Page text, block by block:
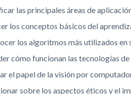
las principales áreas de
los conceptos básicos del
los algoritmos más utilizados en
cómo funcionan las tecnologías
el papel de la visión por
sobre los aspectos éticos y el